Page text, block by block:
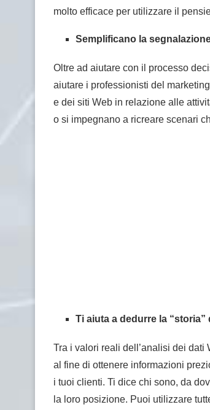
molto efficace per utilizzare il
Semplificano la
Oltre ad aiutare con il processo
aiutare i professionisti del
e dei siti Web in relazione alle
o si impegnano a ricreare scenari
Ti aiuta a dedurre la “storia”
Tra i valori reali dell’analisi dei dati
al fine di ottenere informazioni
i tuoi clienti. Ti dice chi sono, da
la loro posizione. Puoi utilizzare